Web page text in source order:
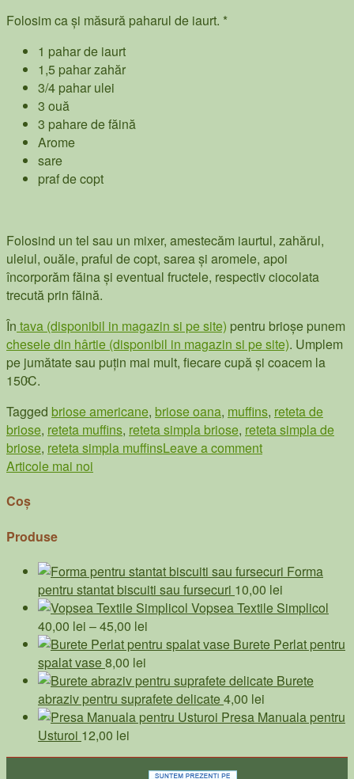
Folosim ca și măsură paharul de iaurt. *
1 pahar de iaurt
1,5 pahar zahăr
3/4 pahar ulei
3 ouă
3 pahare de făină
Arome
sare
praf de copt
Folosind un tel sau un mixer, amestecăm iaurtul, zahărul,
uleiul, ouăle, praful de copt, sarea și aromele, apoi
încorporăm făina și eventual fructele, respectiv ciocolata
trecută prin făină.
În tava (disponibil in magazin si pe site) pentru brioșe punem
chesele din hârtie (disponibil in magazin si pe site). Umplem
pe jumătate sau puțin mai mult, fiecare cupă și coacem la
150ͦC.
Tagged briose americane, briose oana, muffins, reteta de
briose, reteta muffins, reteta simpla briose, reteta simpla de
briose, reteta simpla muffinsLeave a comment
Navigare
în
Articole mai noi
Coș
Produse
Forma
pentru stantat biscuiti sau fursecuri 10,00 lei
Vopsea Textile Simplicol
40,00 lei –45,00 lei
de
40,00 lei
până
la
Burete Perlat pentru
spalat vase8,00 lei
Burete
abraziv pentru suprafete delicate4,00 lei
Presa Manuala pentru
Usturoi 12,00 lei